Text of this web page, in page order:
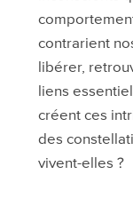
contrarient
libérer,
liens
créent ces
des
vivent-elles ?